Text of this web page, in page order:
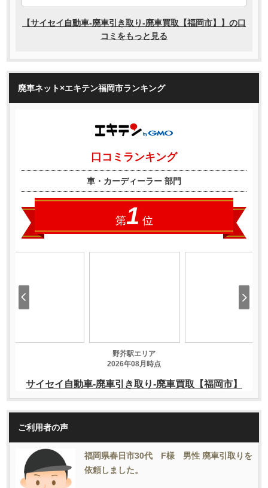
廃車ネット×エキテン福岡市ランキング
ご利用者の声
福岡県春日市30代 F様 男性 廃車引取りを
依頼しました。